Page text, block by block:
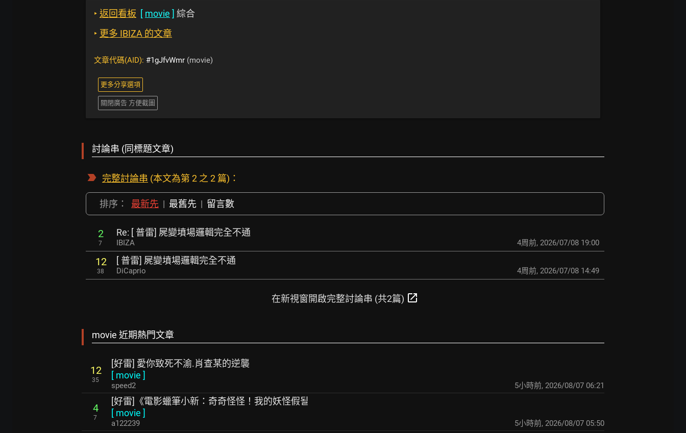
‣ 返回看板 [ movie ] 綜合
‣ 更多 IBIZA 的文章
文章代碼(AID): #1gJfvWmr (movie)
更多分享選項
關閉廣告 方便截圖
討論串 (同標題文章)
完整討論串 (本文為第 2 之 2 篇)：
排序： 最新先 | 最舊先 | 留言數
2
7
Re: [ 普雷] 屍變墳場邏輯完全不通
IBIZA 4周前, 2026/07/08 19:00
12
38
[ 普雷] 屍變墳場邏輯完全不通
DiCaprio 4周前, 2026/07/08 14:49
在新視窗開啟完整討論串 (共2篇) open_in_new
movie 近期熱門文章
12
35
[好雷] 愛你致死不渝.肖查某的逆襲
[ movie ]
speed2 5小時前, 2026/08/07 06:21
4
7
[好雷]《電影蠟筆小新：奇奇怪怪！我的妖怪假될
[ movie ]
a122239 5小時前, 2026/08/07 05:50